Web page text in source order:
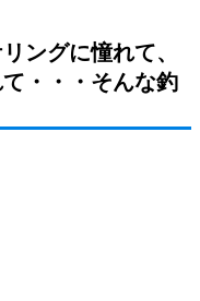
ングに憧れて、
・・・そんな釣